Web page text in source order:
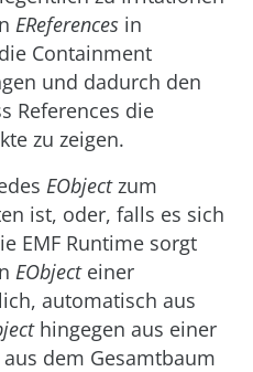
EReferences in
Containment
und dadurch den
References die
zu zeigen.
EObjectzum
ist, oder, falls es sich
EMF Runtime sorgt
EObjecteiner
automatisch aus
hingegen aus einer
dem Gesamtbaum